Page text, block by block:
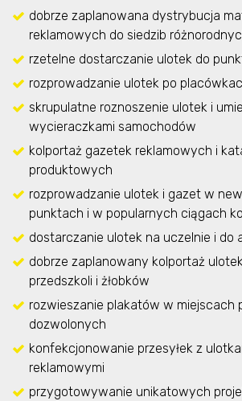
dobrze zaplanowana dystrybucja
reklamowych do siedzib
rzetelne dostarczanie ulotek do
rozprowadzanie ulotek po
skrupulatne roznoszenie ulotek i
wycieraczkami samochodów
kolportaż gazetek reklamowych i
produktowych
rozprowadzanie ulotek i gazet w
punktach i w popularnych ciągach
dostarczanie ulotek na uczelnie i do
dobrze zaplanowany kolportaż
przedszkoli i żłobków
rozwieszanie plakatów w miejscach
dozwolonych
konfekcjonowanie przesyłek z
reklamowymi
przygotowywanie unikatowych